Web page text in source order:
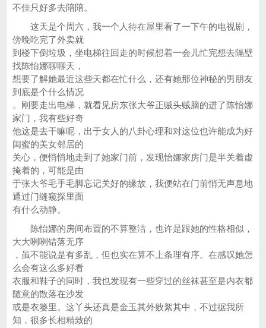
不佳只好多去陪陪。
这天是个周六，我一个人待在屋里看了一下午的电视剧，
傍晚吃完了外卖就
到楼下倒垃圾，坐电梯往回走的时候想着一会儿忙完想去隔壁
找陈怡娜聊聊天，
想要了解她最近这些天都在忙什么，还有她那位神秘的男朋友
到底是个什么情况
。刚要走出电梯，就看见房东张大爷正贼头贼脑的进了陈怡娜
家门，我有些好奇
他这是去干嘛呢，出于女人的八卦心理和对这位也许能成为好
闺蜜的美女邻居的
关心，便悄悄地走到了她家门前，发现怡娜家房门是半关着虚
掩着的，可能是由
于张大爷毛手毛脚忘记关好的缘故，我便站在门前悄无声息地
通过门缝窥探里面
有什么动静。
陈怡娜的房间布置的不算整洁，也许是跟她的性格相似，
大大咧咧错落无序
，虽不能说是有多乱，但也实在算不上条理有序。在感叹她怎
么会有这么多好看
衣服和鞋子的同时，我也发现有一些穿过的丝袜甚至是内衣都
随意的散落在沙发
或是衣篓里。这丫头还真是金玉其外败絮其中，不过据我所
知，很多长相精致的